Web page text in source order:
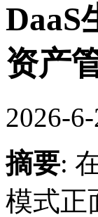
DaaS
资产
2026-
摘要:
模式正